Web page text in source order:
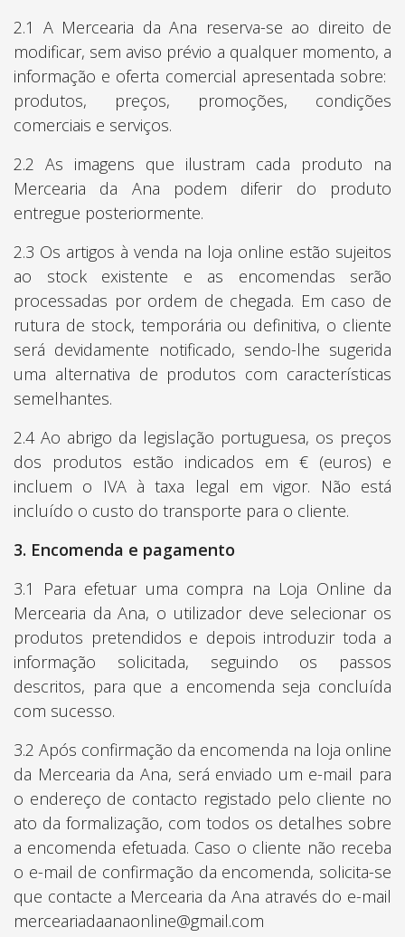
2.1 A Mercearia da Ana reserva-se ao direito de
modificar, sem aviso prévio a qualquer momento, a
informação e oferta comercial apresentada sobre: ​​
produtos, preços, promoções, condições
comerciais e serviços.
2.2 As imagens que ilustram cada produto na
Mercearia da Ana podem diferir do produto
entregue posteriormente.
2.3 Os artigos à venda na loja online estão sujeitos
ao stock existente e as encomendas serão
processadas por ordem de chegada. Em caso de
rutura de stock, temporária ou definitiva, o cliente
será devidamente notificado, sendo-lhe sugerida
uma alternativa de produtos com características
semelhantes.
2.4 Ao abrigo da legislação portuguesa, os preços
dos produtos estão indicados em € (euros) e
incluem o IVA à taxa legal em vigor. Não está
incluído o custo do transporte para o cliente.
3. Encomenda e pagamento
3.1 Para efetuar uma compra na Loja Online da
Mercearia da Ana, o utilizador deve selecionar os
produtos pretendidos e depois introduzir toda a
informação solicitada, seguindo os passos
descritos, para que a encomenda seja concluída
com sucesso.
3.2 Após confirmação da encomenda na loja online
da Mercearia da Ana, será enviado um e-mail para
o endereço de contacto registado pelo cliente no
ato da formalização, com todos os detalhes sobre
a encomenda efetuada. Caso o cliente não receba
o e-mail de confirmação da encomenda, solicita-se
que contacte a Mercearia da Ana através do e-mail
merceariadaanaonline@gmail.com